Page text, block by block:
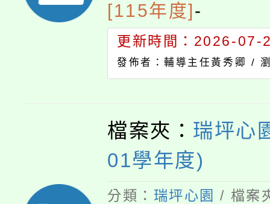
[115年度]-
更新時間：2026-07-
發佈者：輔導主任黃秀卿 /
檔案夾： 瑞坪心
01學年度)
分類： 瑞坪心園 / 檔案